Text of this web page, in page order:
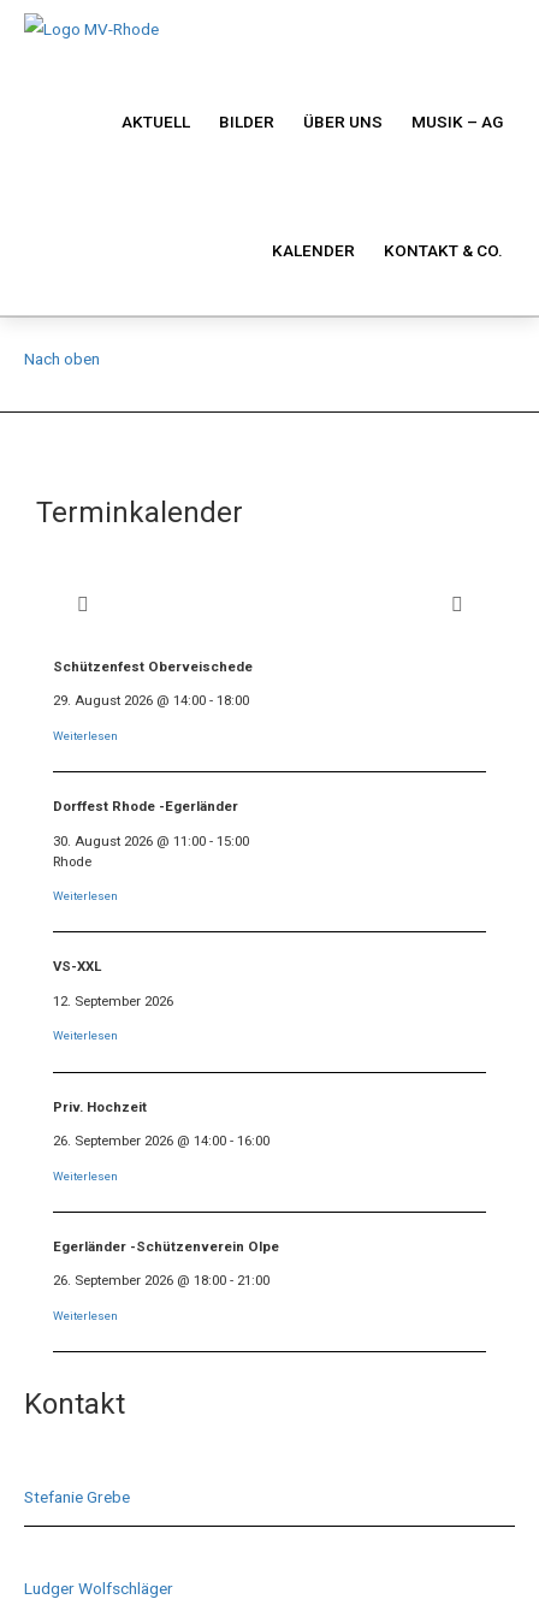
AKTUELL BILDER ÜBER UNS MUSIK – AG
KALENDER KONTAKT & CO.
Nach oben
Terminkalender
Schützenfest Oberveischede
29. August 2026 @ 14:00 - 18:00
Weiterlesen
Dorffest Rhode -Egerländer
30. August 2026 @ 11:00 - 15:00
Rhode
Weiterlesen
VS-XXL
12. September 2026
Weiterlesen
Priv. Hochzeit
26. September 2026 @ 14:00 - 16:00
Weiterlesen
Egerländer -Schützenverein Olpe
26. September 2026 @ 18:00 - 21:00
Weiterlesen
Kontakt
Stefanie Grebe
Ludger Wolfschläger